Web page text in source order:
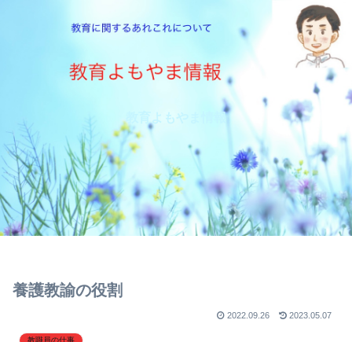
教育よもやま情報
養護教諭の役割
2022.09.26 2023.05.07
教職員の仕事